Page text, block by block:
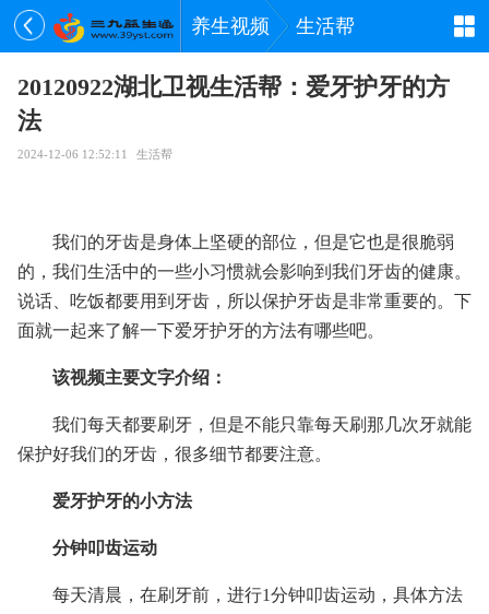
养生视频 生活帮
20120922湖北卫视生活帮：爱牙护牙的方
法
2024-12-06 12:52:11 生活帮
我们的牙齿是身体上坚硬的部位，但是它也是很脆弱
的，我们生活中的一些小习惯就会影响到我们牙齿的健康。
说话、吃饭都要用到牙齿，所以保护牙齿是非常重要的。下
面就一起来了解一下爱牙护牙的方法有哪些吧。
该视频主要文字介绍：
我们每天都要刷牙，但是不能只靠每天刷那几次牙就能
保护好我们的牙齿，很多细节都要注意。
爱牙护牙的小方法
分钟叩齿运动
每天清晨，在刷牙前，进行1分钟叩齿运动，具体方法